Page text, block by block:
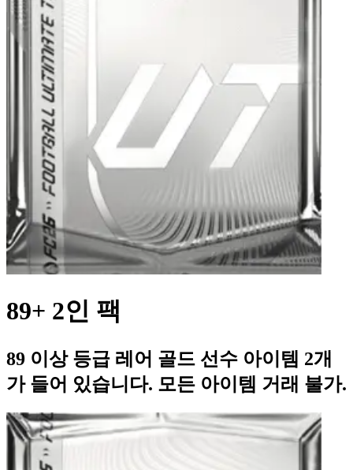
89+ 2인 팩
89 이상 등급 레어 골드 선수 아이템 2개
가 들어 있습니다. 모든 아이템 거래 불가.